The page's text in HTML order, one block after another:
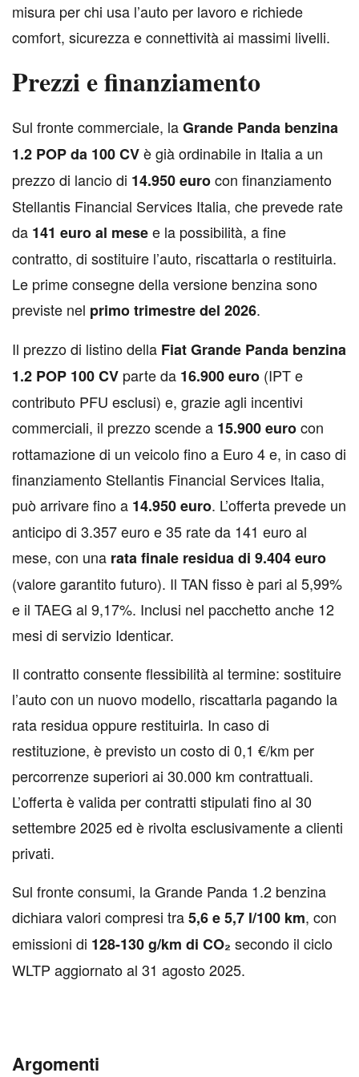
misura per chi usa l’auto per lavoro e richiede
comfort, sicurezza e connettività ai massimi livelli.
Prezzi e finanziamento
Sul fronte commerciale, laGrande Panda benzina
1.2 POP da 100 CVè già ordinabile in Italia a un
prezzo di lancio di 14.950 eurocon finanziamento
Stellantis Financial Services Italia, che prevede rate
da 141 euro al mesee la possibilità, a fine
contratto, di sostituire l’auto, riscattarla o restituirla.
Le prime consegne della versione benzina sono
previste nel primo trimestre del 2026.
Il prezzo di listino della Fiat Grande Panda benzina
1.2 POP 100 CV parte da 16.900 euro (IPT e
contributo PFU esclusi) e, grazie agli incentivi
commerciali, il prezzo scende a 15.900 eurocon
rottamazione di un veicolo fino a Euro 4 e, in caso di
finanziamento Stellantis Financial Services Italia,
può arrivare fino a 14.950 euro. L’offerta prevede un
anticipo di 3.357 euro e 35 rate da 141 euro al
mese, con una rata finale residua di 9.404 euro
(valore garantito futuro). Il TAN fisso è pari al 5,99%
e il TAEG al 9,17%. Inclusi nel pacchetto anche 12
mesi di servizio Identicar.
Il contratto consente flessibilità al termine: sostituire
l’auto con un nuovo modello, riscattarla pagando la
rata residua oppure restituirla. In caso di
restituzione, è previsto un costo di 0,1 €/km per
percorrenze superiori ai 30.000 km contrattuali.
L’offerta è valida per contratti stipulati fino al 30
settembre 2025 ed è rivolta esclusivamente a clienti
privati.
Sul fronte consumi, la Grande Panda 1.2 benzina
dichiara valori compresi tra5,6 e 5,7 l/100 km, con
emissioni di 128-130 g/km di CO₂ secondo il ciclo
WLTP aggiornato al 31 agosto 2025.
Argomenti